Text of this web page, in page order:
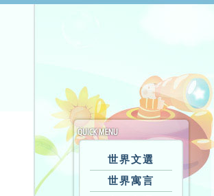
世界文選
世界寓言